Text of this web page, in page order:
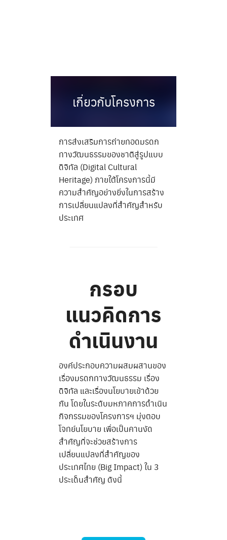
เกี่ยวกับโครงการ
การส่งเสริมการถ่ายทอดมรดก
ทางวัฒนธรรมของชาติสู่รูปแบบ
ดิจิทัล (Digital Cultural
Heritage) ภายใต้โครงการนี้มี
ความสำคัญอย่างยิ่งในการสร้าง
การเปลี่ยนแปลงที่สำคัญสำหรับ
ประเทศ
กรอบ
แนวคิดการ
ดำเนินงาน
องค์ประกอบความผสมผสานของ
เรื่องมรดกทางวัฒนธรรม เรื่อง
ดิจิทัล และเรื่องนโยบายเข้าด้วย
กัน โดยในระดับมหภาคการดำเนิน
กิจกรรมของโครงการฯ มุ่งตอบ
โจทย์นโยบาย เพื่อเป็นคานงัด
สำคัญที่จะช่วยสร้างการ
เปลี่ยนแปลงที่สำคัญของ
ประเทศไทย (Big Impact) ใน 3
ประเด็นสำคัญ ดังนี้